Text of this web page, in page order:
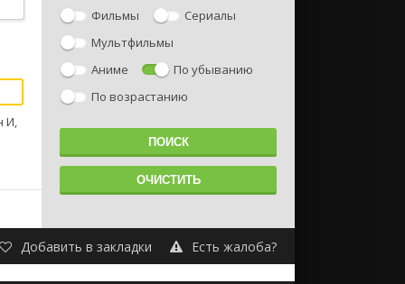
И,
Фильмы
Сериалы
Мультфильмы
Аниме
По убыванию
По возрастанию
Добавить в закладки Есть жалоба?